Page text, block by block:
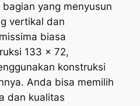
yang menyusun
vertikal dan
biasa
133 x 72,
konstruksi
Anda bisa memilih
dan kualitas